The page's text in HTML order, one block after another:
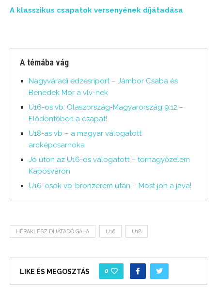
A klasszikus csapatok versenyének díjátadása
A témába vág
Nagyváradi edzésriport – Jámbor Csaba és
Benedek Mór a vlv-nek
U16-os vb: Olaszország-Magyarország 9:12 –
Elődöntőben a csapat!
U18-as vb – a magyar válogatott
arcképcsarnoka
Jó úton az U16-os válogatott – tornagyőzelem
Kaposváron
U16-osok vb-bronzérem után – Most jön a java!
HÉRAKLÉSZ DÍJÁTADÓ GÁLA U16 U18
LIKE ÉS MEGOSZTÁS 0